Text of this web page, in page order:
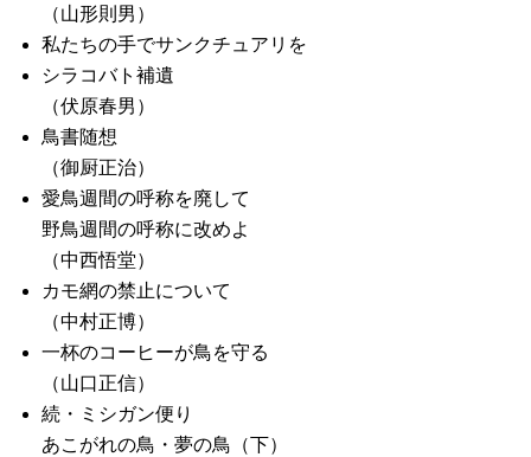
（山形則男）
私たちの手でサンクチュアリを
シラコバト補遺
（伏原春男）
鳥書随想
（御厨正治）
愛鳥週間の呼称を廃して
野鳥週間の呼称に改めよ
（中西悟堂）
カモ網の禁止について
（中村正博）
一杯のコーヒーが鳥を守る
（山口正信）
続・ミシガン便り
あこがれの鳥・夢の鳥（下）